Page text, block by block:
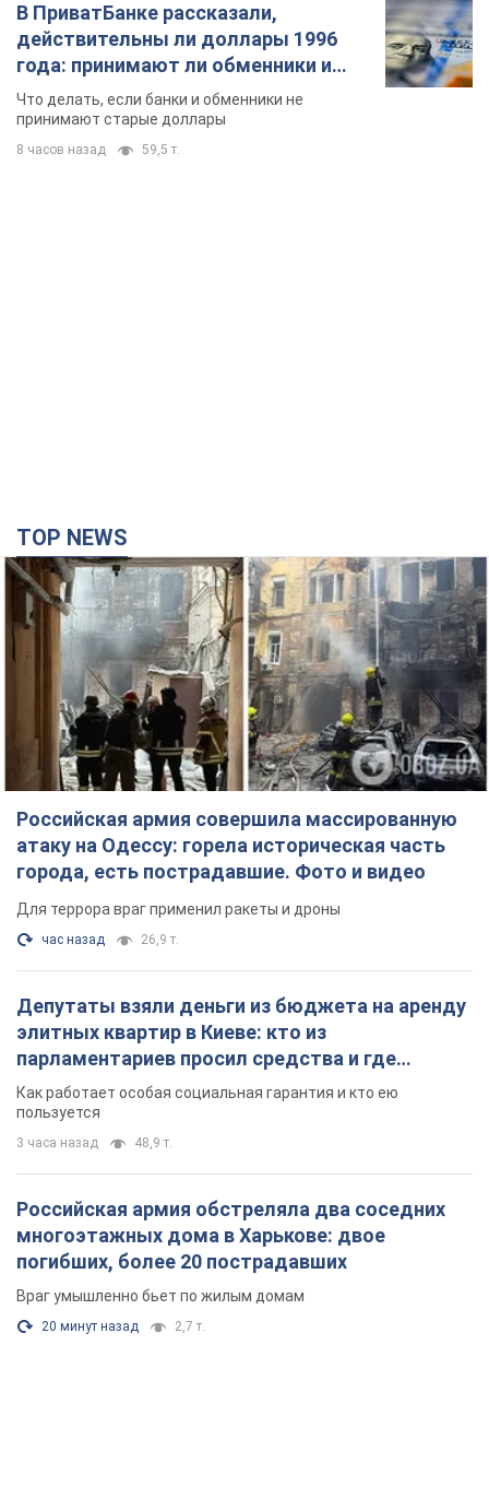
В ПриватБанке рассказали,
действительны ли доллары 1996
года: принимают ли обменники и
банки такие купюры
Что делать, если банки и обменники не
принимают старые доллары
8 часов назад 59,5 т.
TOP NEWS
Российская армия совершила массированную
атаку на Одессу: горела историческая часть
города, есть пострадавшие. Фото и видео
Для террора враг применил ракеты и дроны
час назад 26,9 т.
Депутаты взяли деньги из бюджета на аренду
элитных квартир в Киеве: кто из
парламентариев просил средства и где
поселился
Как работает особая социальная гарантия и кто ею
пользуется
3 часа назад 48,9 т.
Российская армия обстреляла два соседних
многоэтажных дома в Харькове: двое
погибших, более 20 пострадавших
Враг умышленно бьет по жилым домам
20 минут назад 2,7 т.